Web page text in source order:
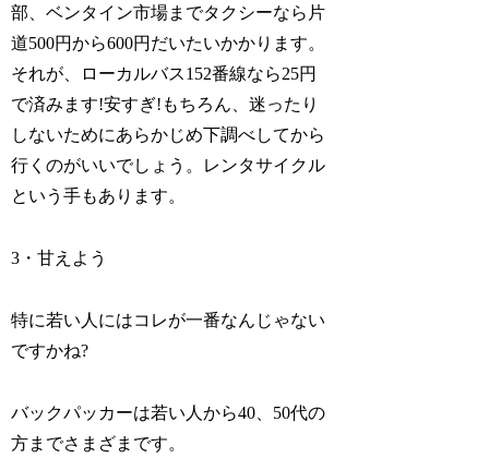
部、ベンタイン市場までタクシーなら片
道500円から600円だいたいかかります。
それが、ローカルバス152番線なら25円
で済みます!安すぎ!もちろん、迷ったり
しないためにあらかじめ下調べしてから
行くのがいいでしょう。レンタサイクル
という手もあります。
3・甘えよう
特に若い人にはコレが一番なんじゃない
ですかね?
バックパッカーは若い人から40、50代の
方までさまざまです。